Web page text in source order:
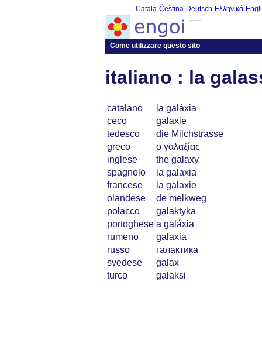
Català Čeština Deutsch Ελληνικά
----
Come utilizzare questo sito
italiano : la
catalano
la galàxia
ceco
galaxie
tedesco
die Milchstrasse
greco
ο γαλαξίας
inglese
the galaxy
spagnolo
la galaxia
francese
la galaxie
olandese
de melkweg
polacco
galaktyka
portoghese a galáxia
rumeno
galaxia
russo
галактика
svedese
galax
turco
galaksi